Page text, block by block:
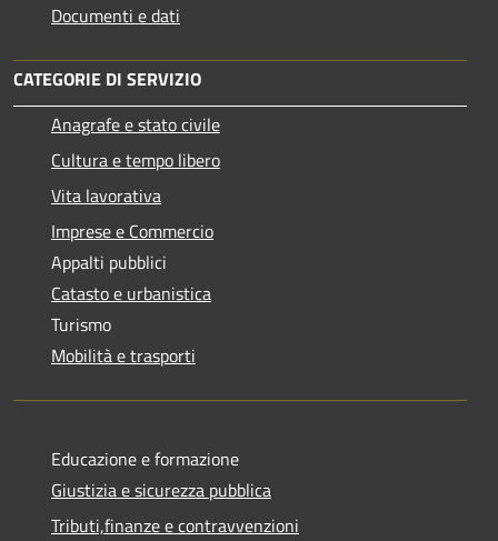
Documenti e dati
CATEGORIE DI SERVIZIO
Anagrafe e stato civile
Cultura e tempo libero
Vita lavorativa
Imprese e Commercio
Appalti pubblici
Catasto e urbanistica
Turismo
Mobilità e trasporti
Educazione e formazione
Giustizia e sicurezza pubblica
Tributi,finanze e contravvenzioni